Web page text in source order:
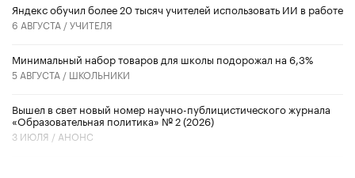
​Яндекс обучил более 20 тысяч учителей использовать ИИ в работе
6 АВГУСТА /УЧИТЕЛЯ
Минимальный набор товаров для школы подорожал на 6,3%
5 АВГУСТА / ШКОЛЬНИКИ
Вышел в свет новый номер научно-публицистического журнала
«Образовательная политика» № 2 (2026)
3 ИЮЛЯ / АНОНС